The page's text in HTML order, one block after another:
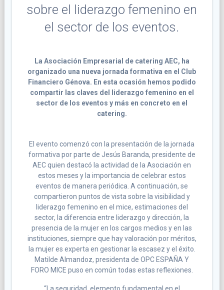
sobre el liderazgo femenino en
el sector de los eventos.
La Asociación Empresarial de catering AEC, ha
organizado una nueva jornada formativa en el Club
Financiero Génova. En esta ocasión hemos podido
compartir las claves del liderazgo femenino en el
sector de los eventos y más en concreto en el
catering.
El evento comenzó con la presentación de la jornada
formativa por parte de Jesús Baranda, presidente de
AEC quien destacó la actividad de la Asociación en
estos meses y la importancia de celebrar estos
eventos de manera periódica. A continuación, se
compartieron puntos de vista sobre la visibilidad y
liderazgo femenino en el mice, estimaciones del
sector, la diferencia entre liderazgo y dirección, la
presencia de la mujer en los cargos medios y en las
instituciones, siempre que hay valoración por méritos,
la mujer es experta en gestionar la escasez y el éxito.
Matilde Almandoz, presidenta de OPC ESPAÑA Y
FORO MICE puso en común todas estas reflexiones.